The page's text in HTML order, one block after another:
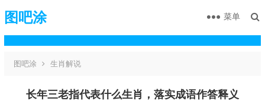
图吧涂 菜单
图吧涂 生肖解说
长年三老指代表什么生肖，落实成语作答释义